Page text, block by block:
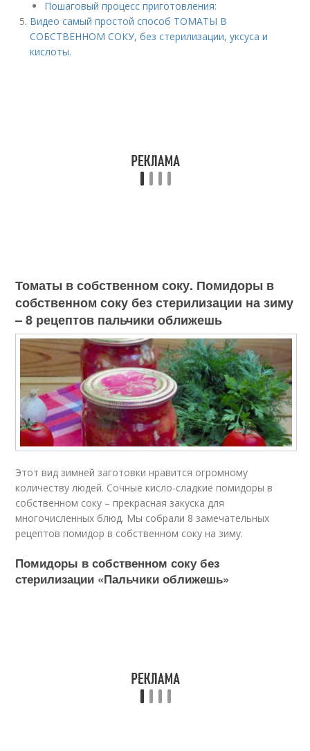
Пошаговый процесс приготовления:
Видео самый простой способ ТОМАТЫ В
СОБСТВЕННОМ СОКУ, без стерилизации, уксуса и
кислоты.
Томаты в собственном соку. Помидоры в
собственном соку без стерилизации на зиму
– 8 рецептов пальчики оближешь
Этот вид зимней заготовки нравится огромному
количеству людей. Сочные кисло-сладкие помидоры в
собственном соку – прекрасная закуска для
многочисленных блюд. Мы собрали 8 замечательных
рецептов помидор в собственном соку на зиму.
Помидоры в собственном соку без
стерилизации «Пальчики оближешь»